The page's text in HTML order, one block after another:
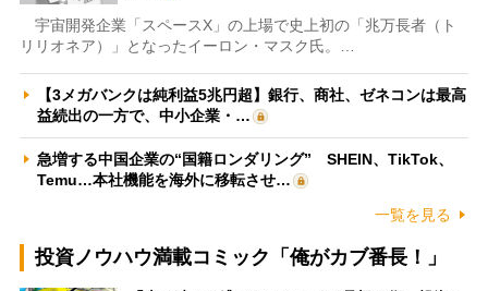
宇宙開発企業「スペースX」の上場で史上初の「兆万長者（ト
リリオネア）」となったイーロン・マスク氏。…
【3メガバンクは純利益5兆円超】銀行、商社、ゼネコンは最高
益続出の一方で、中小企業・…
急増する中国企業の“国籍ロンダリング” SHEIN、TikTok、
Temu…本社機能を海外に移転させ…
一覧を見る
投資ノウハウ満載コミック「俺がカブ番長！」